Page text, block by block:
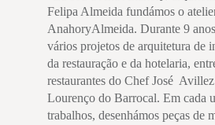
Felipa Almeida fundámos o
AnahoryAlmeida. Durante 9
vários projetos de arquitetura de
da restauração e da hotelaria,
restaurantes do Chef José
Lourenço do Barrocal. Em cada
trabalhos, desenhámos peças de